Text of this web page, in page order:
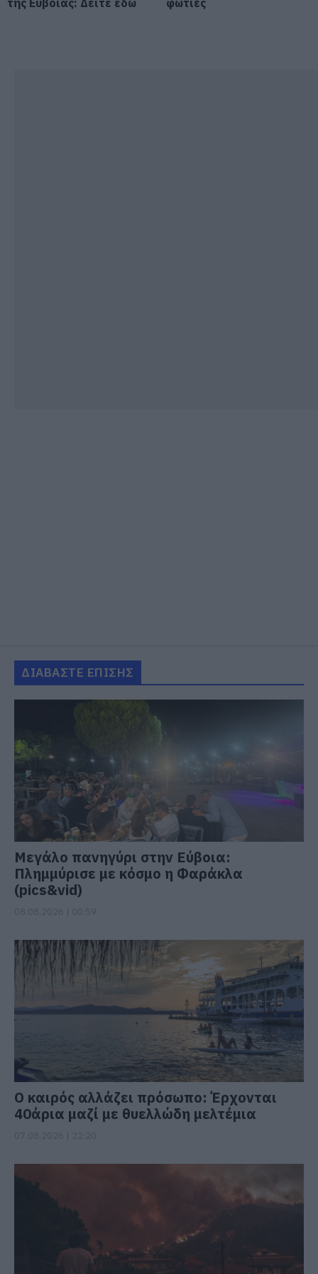
ΔΙΑΒΑΣΤΕ ΕΠΙΣΗΣ
Μεγάλο πανηγύρι στην Εύβοια:
Πλημμύρισε με κόσμο η Φαράκλα
(pics&vid)
Ο καιρός αλλάζει πρόσωπο: Έρχονται
40άρια μαζί με θυελλώδη μελτέμια